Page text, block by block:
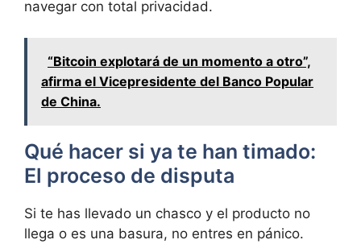
navegar con total privacidad.
“Bitcoin explotará de un momento a otro”,
afirma el Vicepresidente del Banco Popular
de China.
Qué hacer si ya te han timado:
El proceso de disputa
Si te has llevado un chasco y el producto no
llega o es una basura, no entres en pánico.